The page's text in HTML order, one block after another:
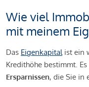
Wie viel
mit meinem
Das Eigenkapitalist ein
Kredithöhe bestimmt.
Ersparnissen, die Sie in